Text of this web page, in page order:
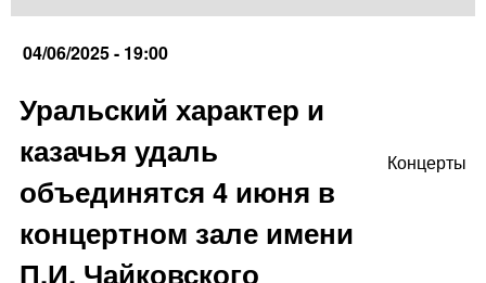
04/06/2025 - 19:00
Уральский характер и
казачья удаль
объединятся 4 июня в
концертном зале имени
П.И. Чайковского
Концерты